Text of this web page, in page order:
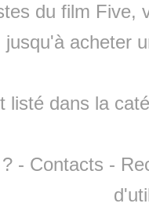
du film Five,
jusqu'à acheter
listé dans la
- Contacts -